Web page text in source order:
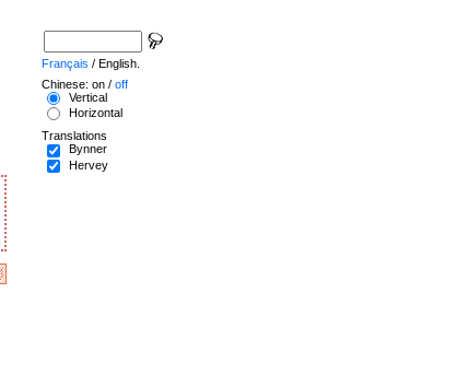
Français / English.
Chinese: on / off
Vertical
Horizontal
Translations
Bynner
Hervey